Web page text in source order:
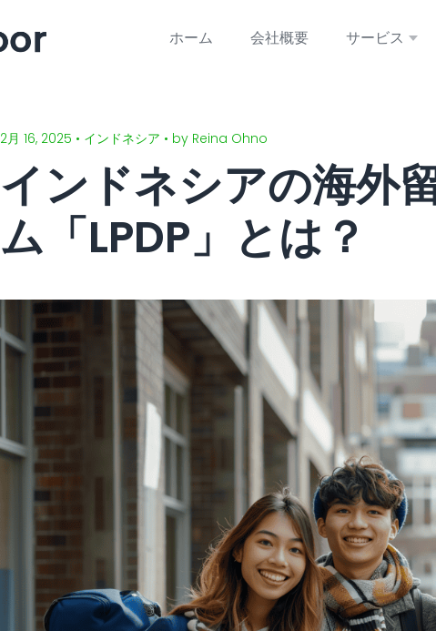
ホーム 会社概要 サービス
2月 16, 2025 • インドネシア • by Reina Ohno
インドネシアの海外
ム「LPDP」とは？